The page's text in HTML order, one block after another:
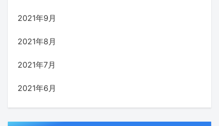
2021年9月
2021年8月
2021年7月
2021年6月